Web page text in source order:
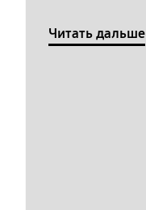
Читать дальше